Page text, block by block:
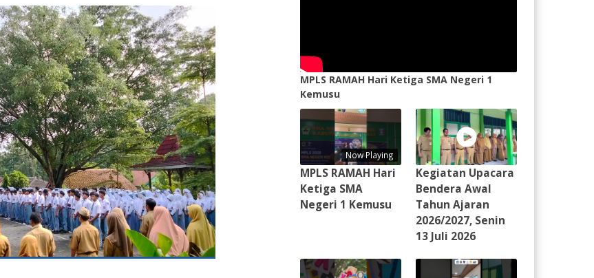
MPLS RAMAH Hari Ketiga SMA Negeri 1
Kemusu
Now Playing
MPLS RAMAH Hari
Ketiga SMA
Negeri 1 Kemusu
Kegiatan Upacara
Bendera Awal
Tahun Ajaran
2026/2027, Senin
13 Juli 2026